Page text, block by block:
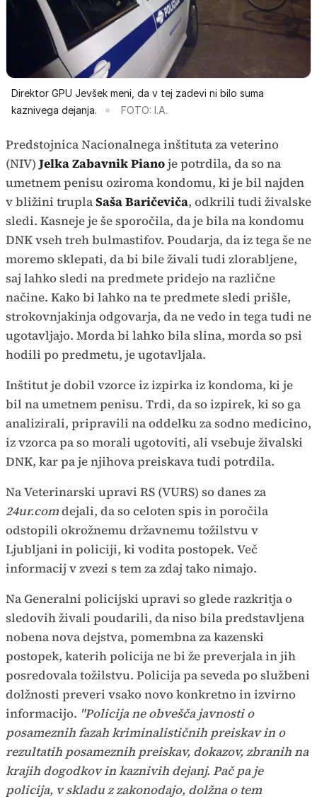
Direktor GPU Jevšek meni, da v tej zadevi ni bilo suma
kaznivega dejanja.
FOTO: I.A.
Predstojnica Nacionalnega inštituta za veterino
(NIV) Jelka Zabavnik Pianoje potrdila, da so na
umetnem penisu oziroma kondomu, ki je bil najden
v bližini truplaSaša Baričeviča, odkrili tudi živalske
sledi. Kasneje je še sporočila, da je bila na kondomu
DNK vseh treh bulmastifov. Poudarja, da iz tega še ne
moremo sklepati, da bi bile živali tudi zlorabljene,
saj lahko sledi na predmete pridejo na različne
načine. Kako bi lahko na te predmete sledi prišle,
strokovnjakinja odgovarja, da ne vedo in tega tudi ne
ugotavljajo. Morda bi lahko bila slina, morda so psi
hodili po predmetu, je ugotavljala.
Inštitut je dobil vzorce iz izpirka iz kondoma, ki je
bil na umetnem penisu. Trdi, da so izpirek, ki so ga
analizirali, pripravili na oddelku za sodno medicino,
iz vzorca pa so morali ugotoviti, ali vsebuje živalski
DNK, kar pa je njihova preiskava tudi potrdila.
Na Veterinarski upravi RS (VURS) so danes za
24ur.comdejali, da so celoten spis in poročila
odstopili okrožnemu državnemu tožilstvu v
Ljubljani in policiji, ki vodita postopek. Več
informacij v zvezi s tem za zdaj tako nimajo.
Na Generalni policijski upravi so glede razkritja o
sledovih živali poudarili, da niso bila predstavljena
nobena nova dejstva, pomembna za kazenski
postopek, katerih policija ne bi že preverjala in jih
posredovala tožilstvu. Policija pa seveda po službeni
dolžnosti preveri vsako novo konkretno in izvirno
informacijo. "Policija ne obvešča javnosti o
posameznih fazah kriminalističnih preiskav in o
rezultatih posameznih preiskav, dokazov, zbranih na
krajih dogodkov in kaznivih dejanj. Pač pa je
policija, v skladu z zakonodajo, dolžna o tem